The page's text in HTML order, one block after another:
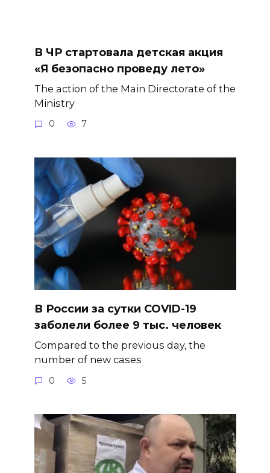
В ЧР стартовала детская акция
«Я безопасно проведу лето»
The action of the Main Directorate of the
Ministry
0 7
В России за сутки COVID-19
заболели более 9 тыс. человек
Compared to the previous day, the
number of new cases
0 5